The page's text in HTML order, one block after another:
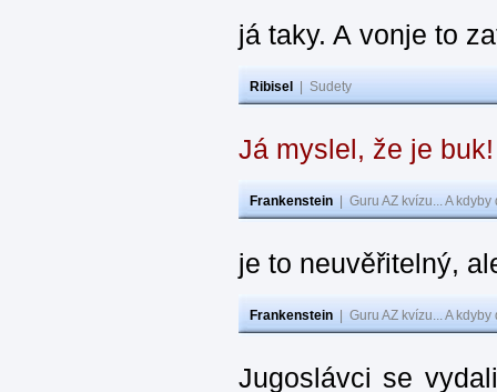
já taky. A vonje to
Ribisel Sudety
Já myslel, že je
Frankenstein Guru AZ kvízu... A
je to neuvěřitelný,
Frankenstein Guru AZ kvízu... A
Jugoslávci se